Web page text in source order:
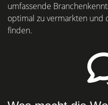
umfassende
optimal zu vermarkten und
finden.